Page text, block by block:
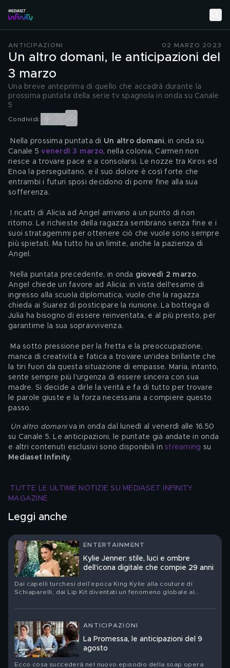
ANTICIPAZIONI 02 MARZO 2023
Un altro domani, le anticipazioni del
3 marzo
Una breve anteprima di quello che accadrà durante la
prossima puntata della serie tv spagnola in onda su Canale
5
Condividi:
Nella prossima puntata di Un altro domani, in onda su
Canale 5 venerdì 3 marzo, nella colonia, Carmen non
riesce a trovare pace e a consolarsi. Le nozze tra Kiros ed
Enoa la perseguitano, e il suo dolore è così forte che
entrambi i futuri sposi decidono di porre fine alla sua
sofferenza.
ritorno. Le richieste della ragazza sembrano senza fine e i
suoi stratagemmi per ottenere ciò che vuole sono sempre
più spietati. Ma tutto ha un limite, anche la pazienza di
Angel.
Nella puntata precedente, in onda giovedì 2 marzo,
Angel chiede un favore ad Alicia: in vista dell'esame di
ingresso alla scuola diplomatica, vuole che la ragazza
chieda ai Suarez di posticipare la riunione. La bottega di
Julia ha bisogno di essere reinventata, e al più presto, per
garantirne la sua sopravvivenza.
manca di creatività e fatica a trovare un'idea brillante che
la tiri fuori da questa situazione di empasse. Maria, intanto,
sente sempre più l'urgenza di essere sincera con sua
madre. Si decide a dirle la verità e fa di tutto per trovare
le parole giuste e la forza necessaria a compiere questo
passo.
Un altro domani va in onda dal lunedì al venerdì alle 16.50
su Canale 5. Le anticipazioni, le puntate già andate in onda
e altri contenuti esclusivi sono disponibili in streaming su
Mediaset Infinity.
TUTTE LE ULTIME NOTIZIE SU MEDIASET INFINITY
MAGAZINE
Leggi anche
ENTERTAINMENT
Kylie Jenner: stile, luci e ombre
dell’icona digitale che compie 29 anni
Dai capelli turchesi dell’epoca King Kylie alla couture di
Schiaparelli, dai Lip Kit diventati un fenomeno globale al
compleanno. Ritratto di una star che ha trasformato la propria
contraddizioni
ANTICIPAZIONI
La Promessa, le anticipazioni del 9
agosto
Ecco cosa succederà nel nuovo episodio della soap opera